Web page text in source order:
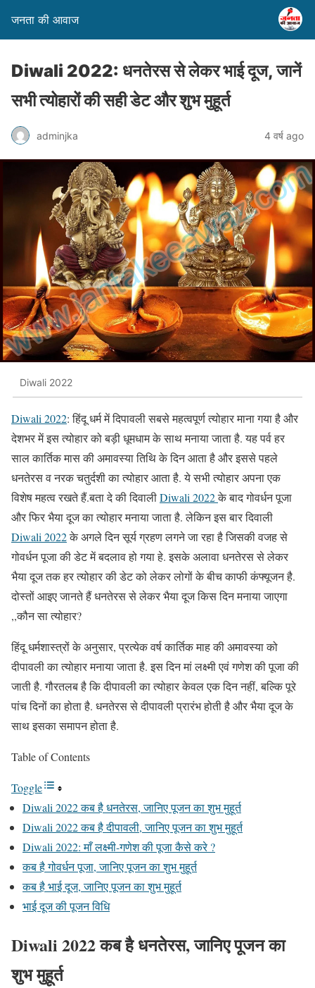
जनता की आवाज
Diwali 2022: धनतेरस से लेकर भाई दूज, जानें
सभी त्योहारों की सही डेट और शुभ मुहूर्त
adminjka 4 वर्ष ago
Diwali 2022
Diwali 2022: हिंदू धर्म में दिपावली सबसे महत्वपूर्ण त्योहार माना गया है और
देशभर में इस त्योहार को बड़ी धूमधाम के साथ मनाया जाता है. यह पर्व हर
साल कार्तिक मास की अमावस्या तिथि के दिन आता है और इससे पहले
धनतेरस व नरक चतुर्दशी का त्योहार आता है. ये सभी त्योहार अपना एक
विशेष महत्व रखते हैं.बता दे की दिवालीDiwali 2022के बाद गोवर्धन पूजा
और फिर भैया दूज का त्योहार मनाया जाता है. लेकिन इस बार दिवाली
Diwali 2022के अगले दिन सूर्य ग्रहण लगने जा रहा है जिसकी वजह से
गोवर्धन पूजा की डेट में बदलाव हो गया हे. इसके अलावा धनतेरस से लेकर
भैया दूज तक हर त्योहार की डेट को लेकर लोगों के बीच काफी कंफ्यूजन है.
दोस्तों आइए जानते हैं धनतेरस से लेकर भैया दूज किस दिन मनाया जाएगा
,,कौन सा त्योहार?
हिंदू धर्मशास्त्रों के अनुसार, प्रत्येक वर्ष कार्तिक माह की अमावस्या को
दीपावली का त्योहार मनाया जाता है. इस दिन मां लक्ष्मी एवं गणेश की पूजा की
जाती है. गौरतलब है कि दीपावली का त्योहार केवल एक दिन नहीं, बल्कि पूरे
पांच दिनों का होता है. धनतेरस से दीपावली प्रारंभ होती है और भैया दूज के
साथ इसका समापन होता है.
Table of Contents
Toggle
Diwali 2022 कब है धनतेरस, जानिए पूजन का शुभ मुहूर्त
Diwali 2022 कब है दीपावली, जानिए पूजन का शुभ मुहूर्त
Diwali 2022: माँ लक्ष्मी-गणेश की पूजा कैसे करे ?
कब है गोवर्धन पूजा, जानिए पूजन का शुभ मुहूर्त
कब है भाई दूज, जानिए पूजन का शुभ मुहूर्त
भाई दूज की पूजन विधि
Diwali 2022 कब है धनतेरस, जानिए पूजन का
शुभ मुहूर्त